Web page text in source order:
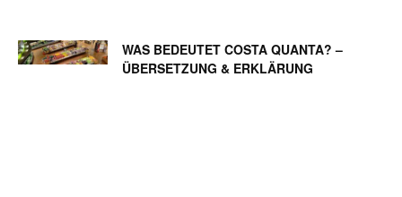
WAS BEDEUTET COSTA QUANTA? –
ÜBERSETZUNG & ERKLÄRUNG